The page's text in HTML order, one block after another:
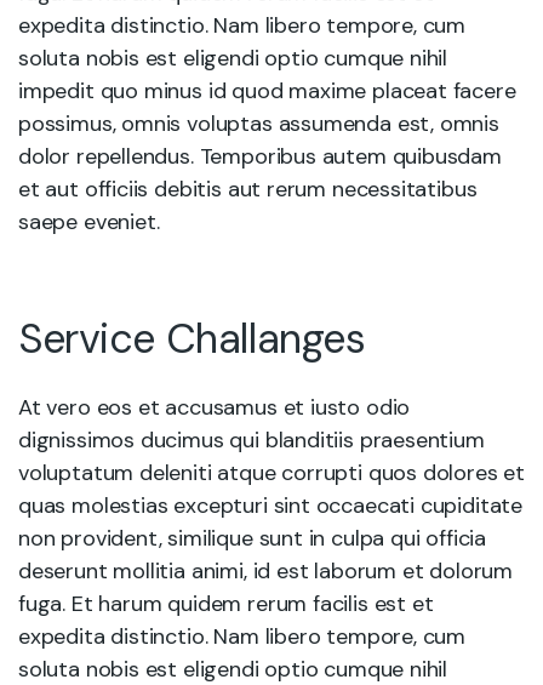
expedita distinctio. Nam libero tempore, cum
soluta nobis est eligendi optio cumque nihil
impedit quo minus id quod maxime placeat facere
possimus, omnis voluptas assumenda est, omnis
dolor repellendus. Temporibus autem quibusdam
et aut officiis debitis aut rerum necessitatibus
saepe eveniet.
Service Challanges
At vero eos et accusamus et iusto odio
dignissimos ducimus qui blanditiis praesentium
voluptatum deleniti atque corrupti quos dolores et
quas molestias excepturi sint occaecati cupiditate
non provident, similique sunt in culpa qui officia
deserunt mollitia animi, id est laborum et dolorum
fuga. Et harum quidem rerum facilis est et
expedita distinctio. Nam libero tempore, cum
soluta nobis est eligendi optio cumque nihil